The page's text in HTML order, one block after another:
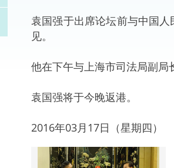
袁国强于出席论坛前与中国
见。
他在下午与上海市司法局副局
袁国强将于今晚返港。
2016年03月17日（星期四）